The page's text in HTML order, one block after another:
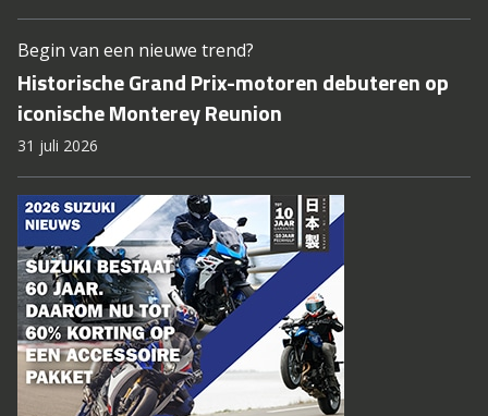
Begin van een nieuwe trend?
Historische Grand Prix-motoren debuteren op
iconische Monterey Reunion
31 juli 2026